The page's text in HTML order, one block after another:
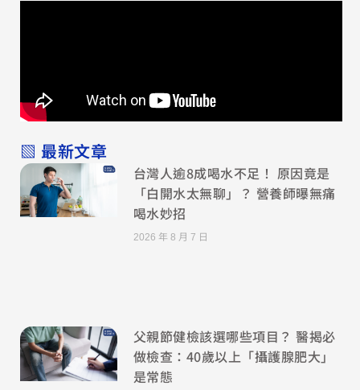
▧ 最新文章
台灣人逾8成喝水不足！ 原因竟是
「白開水太無聊」？ 營養師曝無痛
喝水妙招
2026 年 8 月 7 日
父親節健檢該選哪些項目？ 醫揭必
做檢查：40歲以上「攝護腺肥大」
是常態